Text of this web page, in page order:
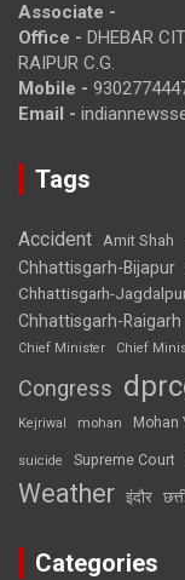
Associate -
Office - DHEBAR
RAIPUR C.G.
Mobile -
Email -
Tags
Accident Amit Shah
Chhattisgarh-Bijapur
Chhattisgarh-
Chhattisgarh-Raigarh
Chief Minister
Chief
Congress
Kejriwal mohan Mohan
suicide Supreme Court
Weather इंदौर
Categories